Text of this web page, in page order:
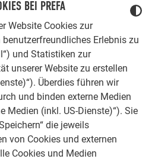
BEI PREFA
Website Cookies zur
Erlebnis zu
und Statistiken zur
unserer Website zu erstellen
Überdies führen wir
und binden externe Medien
Medien (inkl. US-Dienste)“). Sie
die jeweils
von Cookies und externen
Cookies und Medien
Verarbeiter oder
all
uns am Herzen.
als PREFA in